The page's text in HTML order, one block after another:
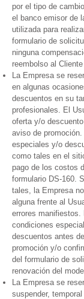
por el tipo de
el banco emisor de
utilizada para
formulario de
ninguna
reembolso al
La Empresa se
en algunas
descuentos en su
profesionales. El
oferta y/o
aviso de
especiales y/o
como tales en el
pago de los costos
formulario DS-160.
tales, la Empresa
alguna frente al
errores manifiestos.
condiciones
descuentos antes
promoción y/o
del formulario de
renovación del
La Empresa se
suspender,